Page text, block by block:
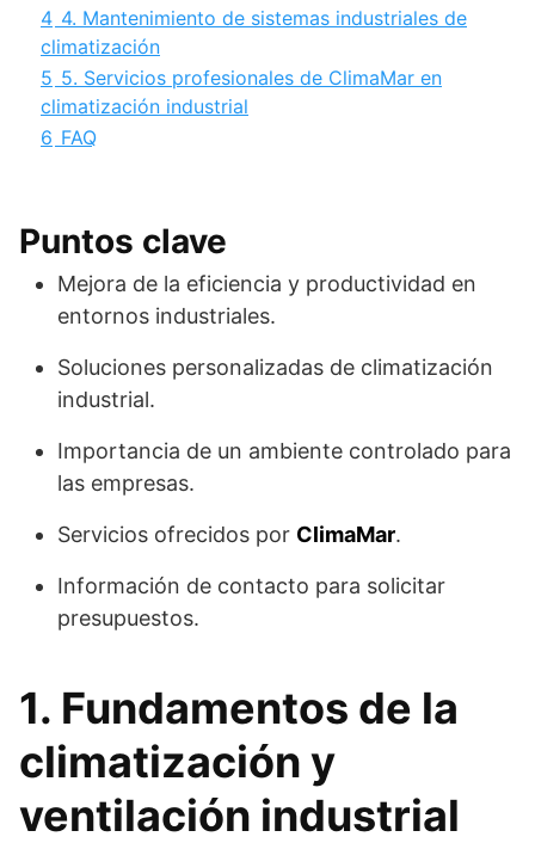
4 4. Mantenimiento de sistemas industriales de
climatización
5 5. Servicios profesionales de ClimaMar en
climatización industrial
6 FAQ
Puntos clave
Mejora de la eficiencia y productividad en
entornos industriales.
Soluciones personalizadas de climatización
industrial.
Importancia de un ambiente controlado para
las empresas.
Servicios ofrecidos por ClimaMar.
Información de contacto para solicitar
presupuestos.
1. Fundamentos de la
climatización y
ventilación industrial